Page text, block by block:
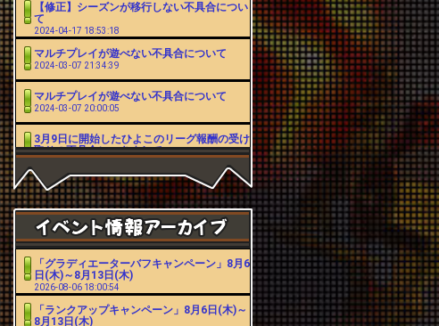
【修正】シーズンが移行しない不具合につい
て
2024-04-17 18:53:18
マルチプレイが遊べない不具合について
2024-03-07 21:34:39
マルチプレイが遊べない不具合について
2024-03-07 20:00:05
3月9日に開始したひよこのリーグ報酬の受け
取りの不具合につきまして
シーズンのランキングの不具合について
2022-04-19 15:36:02
3月24日に発生したリーグ報酬の受け取りと
リーダーボード表示の不具合につきまして
2022-04-01 11:18:45
【修正】コロシアムの報酬が受け取れない不
具合について
2021-11-18 18:00:14
コロシアムの報酬が受け取れない不具合につ
「グラディエーターバフキャンペーン」8月6
日(木)～8月13日(木)
2026-08-06 18:00:54
「ランクアップキャンペーン」8月6日(木)～
8月13日(木)